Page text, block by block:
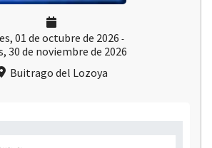
01 de octubre de 2026 -
30 de noviembre de 2026
Buitrago del Lozoya